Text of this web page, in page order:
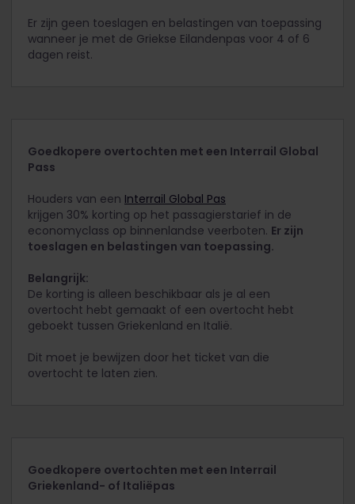
Er zijn geen toeslagen en belastingen van toepassing
wanneer je met de Griekse Eilandenpas voor 4 of 6
dagen reist.
Goedkopere overtochten met een Interrail Global
Pass
Houders van een Interrail Global Pas
krijgen 30% korting op het passagierstarief in de
economyclass op binnenlandse veerboten. Er zijn
toeslagen en belastingen van toepassing.
Belangrijk:
De korting is alleen beschikbaar als je al een
overtocht hebt gemaakt of een overtocht hebt
geboekt tussen Griekenland en Italië.
Dit moet je bewijzen door het ticket van die
overtocht te laten zien.
Goedkopere overtochten met een Interrail
Griekenland- of Italiëpas